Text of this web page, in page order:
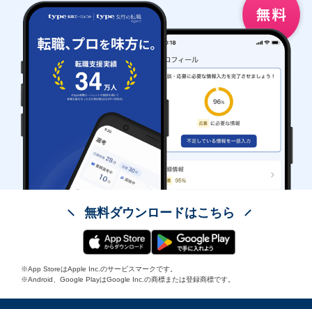
無料ダウンロードはこちら
※App StoreはApple Inc.のサービスマークです。
※Android、Google PlayはGoogle Inc.の商標または登録商標です。